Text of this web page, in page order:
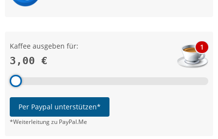
Kaffee ausgeben für:
3,00 €
1
Per Paypal unterstützen*
*Weiterleitung zu PayPal.Me